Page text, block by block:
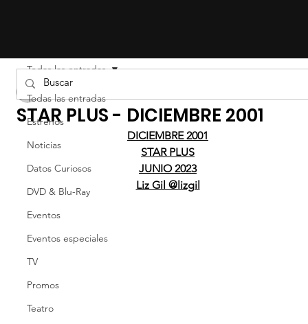
Todas las entradas
Estrenos
Noticias
Datos Curiosos
DVD & Blu-Ray
Eventos
Eventos especiales
TV
Promos
Teatro
Todas las entradas
STAR PLUS - DICIEMBRE 2001
DICIEMBRE 2001
STAR PLUS
JUNIO 2023
Liz Gil @lizgil